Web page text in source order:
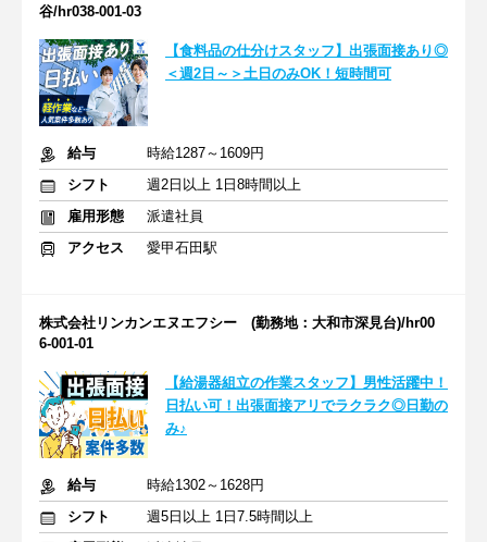
谷/hr038-001-03
【食料品の仕分けスタッフ】出張面接あり◎
＜週2日～＞土日のみOK！短時間可
給与
時給1287～1609円
シフト
週2日以上 1日8時間以上
雇用形態
派遣社員
アクセス
愛甲石田駅
株式会社リンカンエヌエフシー (勤務地：大和市深見台)/hr00
6-001-01
【給湯器組立の作業スタッフ】男性活躍中！
日払い可！出張面接アリでラクラク◎日勤の
み♪
給与
時給1302～1628円
シフト
週5日以上 1日7.5時間以上